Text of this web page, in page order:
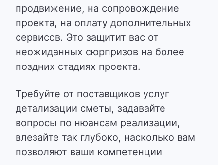
продвижение, на сопровождение
проекта, на оплату дополнительных
сервисов. Это защитит вас от
неожиданных сюрпризов на более
поздних стадиях проекта.
Требуйте от поставщиков услуг
детализации сметы, задавайте
вопросы по нюансам реализации,
влезайте так глубоко, насколько вам
позволяют ваши компетенции